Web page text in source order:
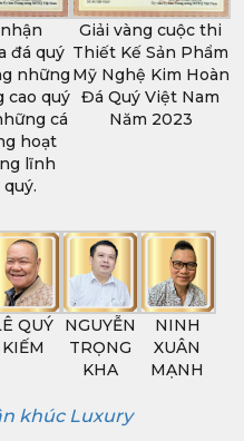
đá quý
những
cao quý
cá
hoạt
lĩnh
Giải vàng cuộc thi
Thiết Kế Sản Phẩm
Mỹ Nghệ Kim Hoàn
Đá Quý Việt Nam
Năm 2023
QUÝ
KIẾM
NGUYỄN
TRỌNG
KHA
NINH
XUÂN
MẠNH
khúc Luxury